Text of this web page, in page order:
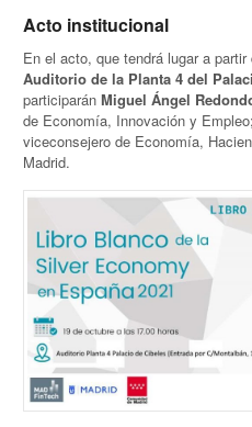
Acto institucional
En el acto, que tendrá lugar a
Auditorio de la Planta 4 del
participaránMiguel Ángel
de Economía, Innovación y
viceconsejero de Economía,
Madrid.